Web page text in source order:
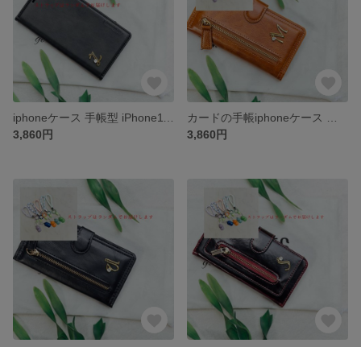
3,860円
3,860円